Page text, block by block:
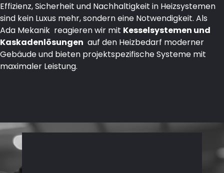
Effizienz, Sicherheit und Nachhaltigkeit in Heizsystemen
sind kein Luxus mehr, sondern eine Notwendigkeit. Als
Ada Mekanik reagieren wir mit Kesselsystemen und
Kaskadenlösungen auf den Heizbedarf moderner
Gebäude und bieten projektspezifische Systeme mit
maximaler Leistung.